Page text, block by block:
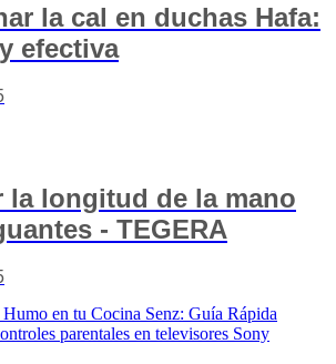
la cal en duchas Hafa:
efectiva
la longitud de la mano
- TEGERA
en tu Cocina Senz: Guía Rápida
parentales en televisores Sony